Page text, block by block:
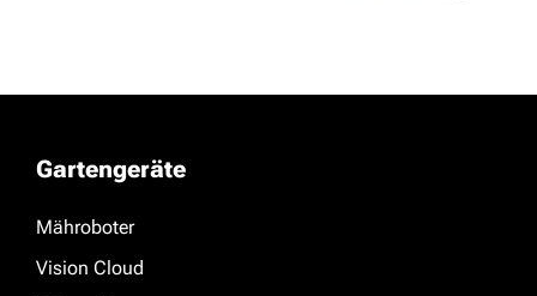
Gartengeräte
Mähroboter
Vision Cloud